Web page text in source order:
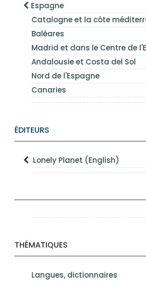
Espagne
Catalogne et la côte
Baléares
Madrid et dans le Centre de
Andalousie et Costa del Sol
Nord de l'Espagne
Canaries
ÉDITEURS
Lonely Planet (English)
THÉMATIQUES
Langues, dictionnaires